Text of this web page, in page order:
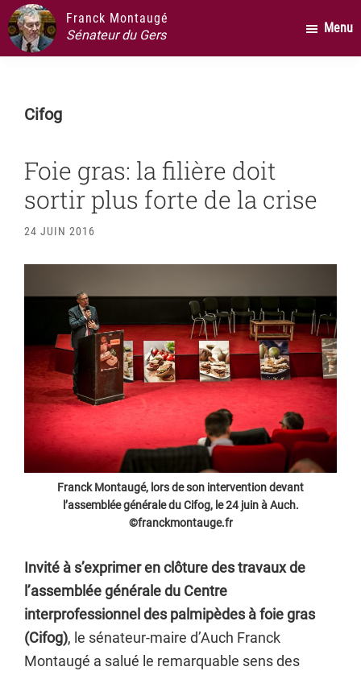
Passer
au
contenu
Passer
la
latérale
principale
Passer
au
pied
page
Franck Montaugé
Sénateur du Gers
Menu
Cifog
Foie gras: la filière doit
sortir plus forte de la crise
24 JUIN 2016
Franck Montaugé, lors de son intervention devant
l’assemblée générale du Cifog, le 24 juin à Auch.
©franckmontauge.fr
Invité à s’exprimer en clôture des travaux de
l’assemblée générale du Centre
interprofessionnel des palmipèdes à foie gras
(Cifog), le sénateur-maire d’Auch Franck
Montaugé a salué le remarquable sens des